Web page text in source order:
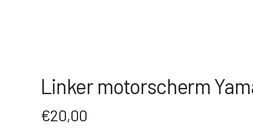
Linker motorscherm
€20,00